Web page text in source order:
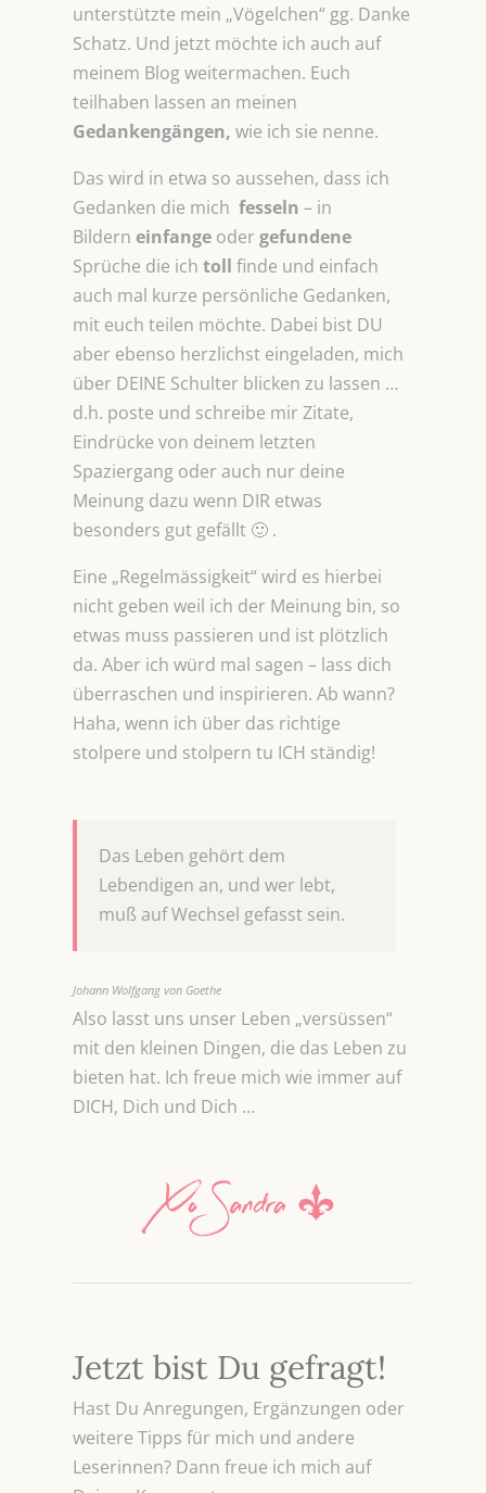
unterstützte mein „Vögelchen“ gg. Danke
Schatz. Und jetzt möchte ich auch auf
meinem Blog weitermachen. Euch
teilhaben lassen an meinen
Gedankengängen,wie ich sie nenne.
Das wird in etwa so aussehen, dass ich
Gedanken die michfesseln – in
Bildern einfange oder gefundene
Sprüche die ichtoll finde und einfach
auch mal kurze persönliche Gedanken,
mit euch teilen möchte. Dabei bist DU
aber ebenso herzlichst eingeladen, mich
über DEINE Schulter blicken zu lassen …
d.h. poste und schreibe mir Zitate,
Eindrücke von deinem letzten
Spaziergang oder auch nur deine
Meinung dazu wenn DIR etwas
besonders gut gefällt 🙂 .
Eine „Regelmässigkeit“ wird es hierbei
nicht geben weil ich der Meinung bin, so
etwas muss passieren und ist plötzlich
da. Aber ich würd mal sagen – lass dich
überraschen und inspirieren. Ab wann?
Haha, wenn ich über das richtige
stolpere und stolpern tu ICH ständig!
Das Leben gehört dem
Lebendigen an, und wer lebt,
muß auf Wechsel gefasst sein.
Johann Wolfgang von Goethe
Also lasst uns unser Leben „versüssen“
mit den kleinen Dingen, die das Leben zu
bieten hat. Ich freue mich wie immer auf
DICH, Dich und Dich …
Jetzt bist Du gefragt!
Hast Du Anregungen, Ergänzungen oder
weitere Tipps für mich und andere
Leserinnen? Dann freue ich mich auf